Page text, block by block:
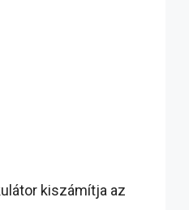
kiszámítja az